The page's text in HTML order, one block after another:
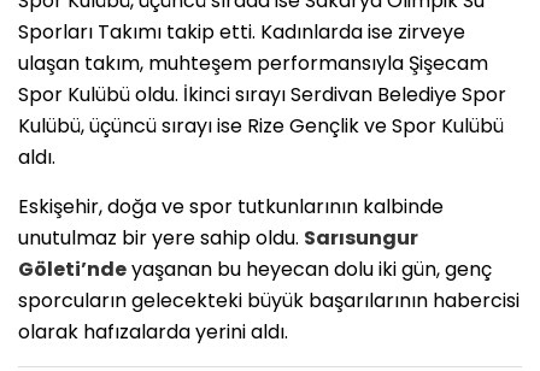
Sporları Takımı takip etti. Kadınlarda ise zirveye
ulaşan takım, muhteşem performansıyla Şişecam
Spor Kulübü oldu. İkinci sırayı Serdivan Belediye Spor
Kulübü, üçüncü sırayı ise Rize Gençlik ve Spor Kulübü
aldı.
Eskişehir, doğa ve spor tutkunlarının kalbinde
unutulmaz bir yere sahip oldu. Sarısungur
Göleti’ndeyaşanan bu heyecan dolu iki gün, genç
sporcuların gelecekteki büyük başarılarının habercisi
olarak hafızalarda yerini aldı.